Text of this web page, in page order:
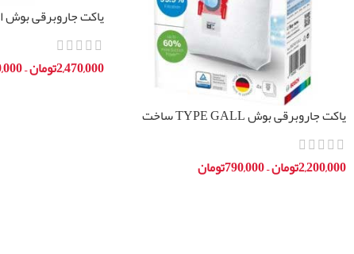
پاکت جاروبرقی بوش TYPE GALL ساخت
آلمان
2,200,000تومان–
790,000تومان
BBZ41FP
2,470,000تومان–